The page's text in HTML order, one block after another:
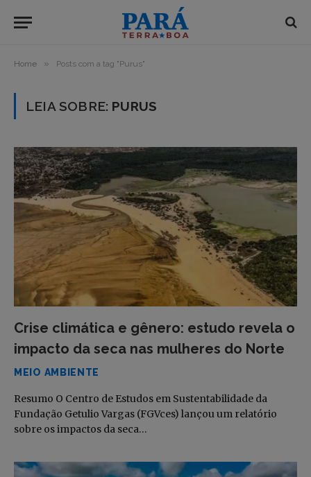
Home » Posts com a tag "Purus"
LEIA SOBRE: PURUS
Crise climática e gênero: estudo revela o
impacto da seca nas mulheres do Norte
MEIO AMBIENTE
Resumo O Centro de Estudos em Sustentabilidade da
Fundação Getulio Vargas (FGVces) lançou um relatório
sobre os impactos da seca…